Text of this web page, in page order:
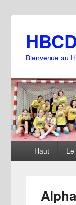
Bienvenue au
principalHaut Le